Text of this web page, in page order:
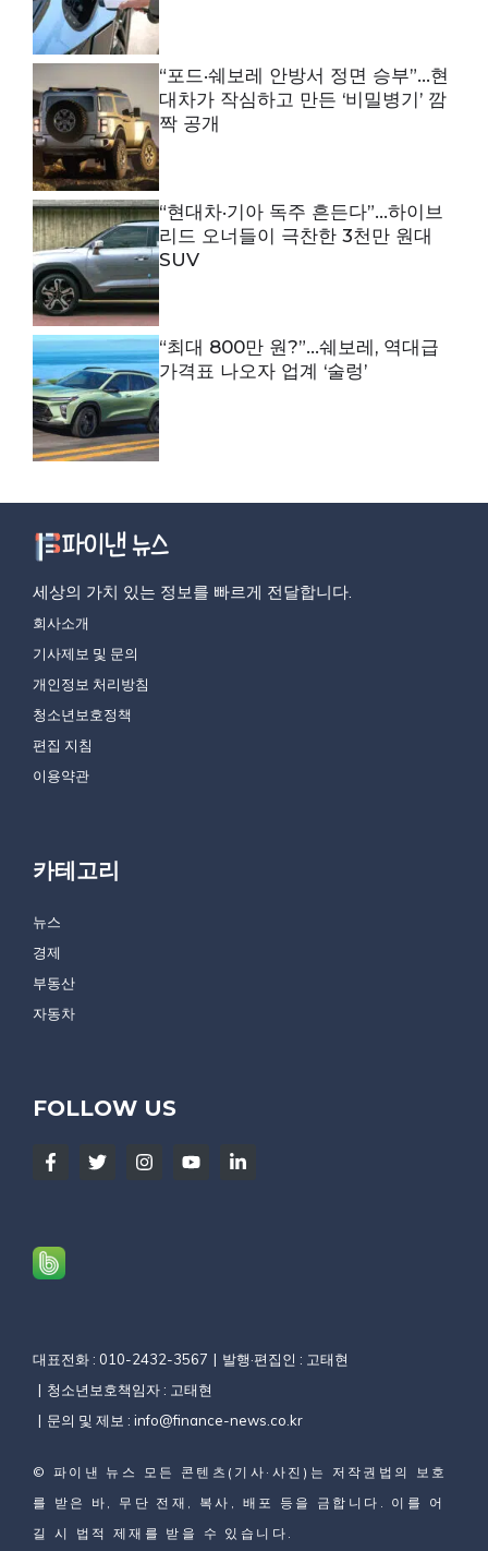
“포드·쉐보레 안방서 정면 승부”…현
대차가 작심하고 만든 ‘비밀병기’ 깜
짝 공개
“현대차·기아 독주 흔든다”…하이브
리드 오너들이 극찬한 3천만 원대
SUV
“최대 800만 원?”…쉐보레, 역대급
가격표 나오자 업계 ‘술렁’
세상의 가치 있는 정보를 빠르게 전달합니다.
회사소개
기사제보 및 문의
개인정보 처리방침
청소년보호정책
편집 지침
이용약관
카테고리
뉴스
경제
부동산
자동차
FOLLOW US
대표전화 : 010-2432-3567
발행·편집인 : 고태현
청소년보호책임자 : 고태현
문의 및 제보 : info@finance-news.co.kr
© 파이낸 뉴스
모든 콘텐츠(기사·사진)는 저작권법의 보호
를 받은 바, 무단 전재, 복사, 배포 등을 금합니다. 이를 어
길 시 법적 제재를 받을 수 있습니다.